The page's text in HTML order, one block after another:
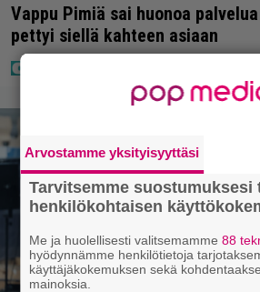
Vappu Pimiä sai huonoa
pettyi siellä kahteen asiaan
Arvostamme yksityisyyttäsi
Tarvitsemme suostumuksesi
henkilökohtaisen
Me ja huolellisesti valitsemamme88
hyödynnämme henkilötietoja
käyttäjäkokemuksen sekä
mainoksia.